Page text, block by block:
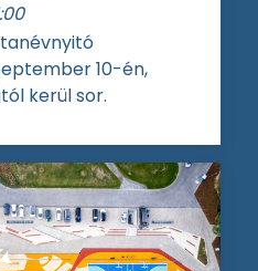
tanévnyitó
10-én,
kerül sor.